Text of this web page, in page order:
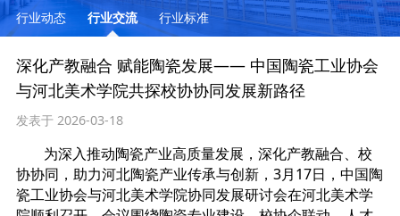
行业动态 行业交流 行业标准
深化产教融合 赋能陶瓷发展—— 中国陶瓷工业协会
与河北美术学院共探校协协同发展新路径
发表于 2026-03-18
为深入推动陶瓷产业高质量发展，深化产教融合、校
协协同，助力河北陶瓷产业传承与创新，3月17日，中国陶
瓷工业协会与河北美术学院协同发展研讨会在河北美术学